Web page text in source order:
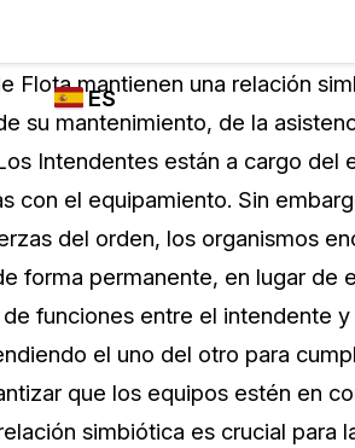
DE
de vídeos
más con un solo clic desde una
de videos
de documentos
Industrias
ES
Español
Flota mantienen una relación
su mantenimiento, de la
Intendentes están a cargo del
con el equipamiento. Sin
del orden, los organismos
forma permanente, en lugar de
funciones entre el intendente
el uno del otro para
que los equipos estén en
simbiótica es crucial para